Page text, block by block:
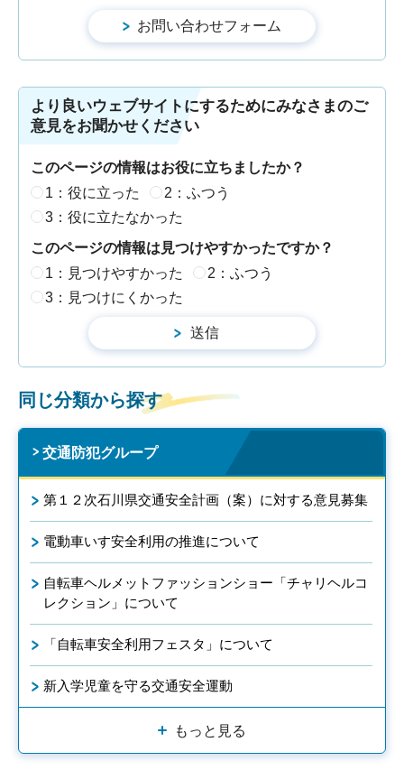
より良いウェブサイトにするためにみなさまのご
意見をお聞かせください
このページの情報はお役に立ちましたか？
1：役に立った
2：ふつう
3：役に立たなかった
このページの情報は見つけやすかったですか？
1：見つけやすかった
2：ふつう
3：見つけにくかった
同じ分類から探す
交通防犯グループ
第１２次石川県交通安全計画（案）に対する意見募集
電動車いす安全利用の推進について
自転車ヘルメットファッションショー「チャリヘルコ
レクション」について
「自転車安全利用フェスタ」について
新入学児童を守る交通安全運動
もっと見る